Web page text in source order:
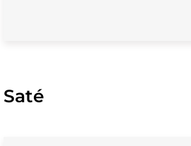
Saté